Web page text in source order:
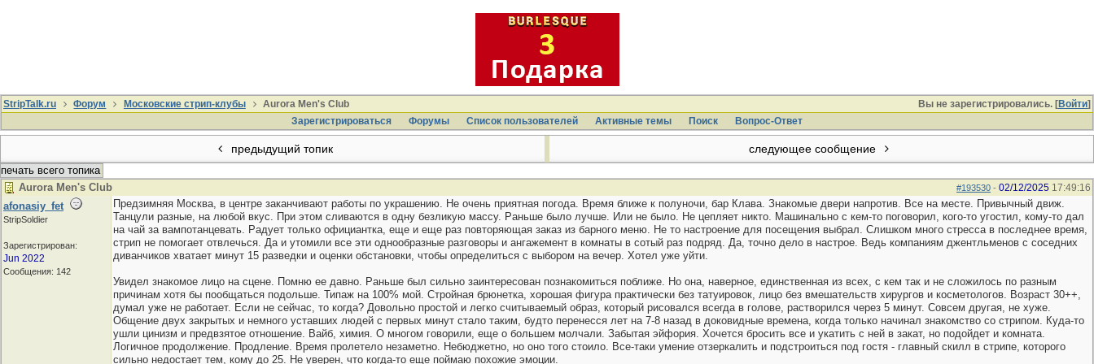
Вы не зарегистрировались. [Войти]
StripTalk.ru Форум Московские стрип-клубы
Aurora Men's Club
Зарегистрироваться
Форумы Список пользователей Активные темы Поиcк Вопрос-Ответ
предыдущий топик следующее сообщение
печать всего топика
#193530 - 02/12/2025 17:49:16
Aurora Men's Club
afonasiy_fet
StripSoldier
Зарегистрирован:
Jun 2022
Сообщения: 142
Предзимняя Москва, в центре заканчивают работы по украшению. Не очень приятная погода. Время ближе к полуночи, бар Клава. Знакомые двери напротив. Все на месте. Привычный движ.
Танцули разные, на любой вкус. При этом сливаются в одну безликую массу. Раньше было лучше. Или не было. Не цепляет никто. Машинально с кем-то поговорил, кого-то угостил, кому-то дал
на чай за вампотанцевать. Радует только официантка, еще и еще раз повторяющая заказ из барного меню. Не то настроение для посещения выбрал. Слишком много стресса в последнее время,
стрип не помогает отвлечься. Да и утомили все эти однообразные разговоры и ангажемент в комнаты в сотый раз подряд. Да, точно дело в настрое. Ведь компаниям джентльменов с соседних
диванчиков хватает минут 15 разведки и оценки обстановки, чтобы определиться с выбором на вечер. Хотел уже уйти.
Увидел знакомое лицо на сцене. Помню ее давно. Раньше был сильно заинтересован познакомиться поближе. Но она, наверное, единственная из всех, с кем так и не сложилось по разным
причинам хотя бы пообщаться подольше. Типаж на 100% мой. Стройная брюнетка, хорошая фигура практически без татуировок, лицо без вмешательств хирургов и косметологов. Возраст 30++,
думал уже не работает. Если не сейчас, то когда? Довольно простой и легко считываемый образ, который рисовался всегда в голове, растворился через 5 минут. Совсем другая, не хуже.
Общение двух закрытых и немного уставших людей с первых минут стало таким, будто перенесся лет на 7-8 назад в доковидные времена, когда только начинал знакомство со стрипом. Куда-то
ушли цинизм и предвзятое отношение. Вайб, химия. О многом говорили, еще о большем молчали. Забытая эйфория. Хочется бросить все и укатить с ней в закат, но подойдет и комната.
Логичное продолжение. Продление. Время пролетело незаметно. Небюджетно, но оно того стоило. Все-таки умение отзеркалить и подстроиться под гостя - главный скилл в стрипе, которого
сильно недостает тем, кому до 25. Не уверен, что когда-то еще поймаю похожие эмоции.